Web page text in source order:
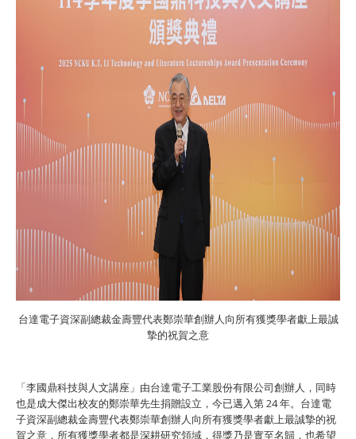
台達電子資深副總裁金壽豐代表鄭崇華創辦人向所有獲獎學者獻上最誠
摯的祝賀之意
「李國鼎科技與人文講座」由台達電子工業股份有限公司創辦人，同時
也是成大傑出校友的鄭崇華先生捐贈設立，今已邁入第 24 年。台達電
子資深副總裁金壽豐代表鄭崇華創辦人向所有獲獎學者獻上最誠摯的祝
賀之意，所有獲獎學者都是深耕研究領域，得獎乃是實至名歸，也希望